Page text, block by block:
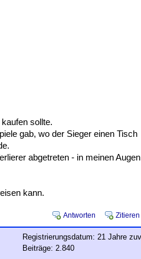
sollte.
gab, wo der Sieger einen Tisch
abgetreten - in meinen Augen
kann.
Antworten Zitieren
Registrierungsdatum: 21 Jahre
Beiträge: 2.840